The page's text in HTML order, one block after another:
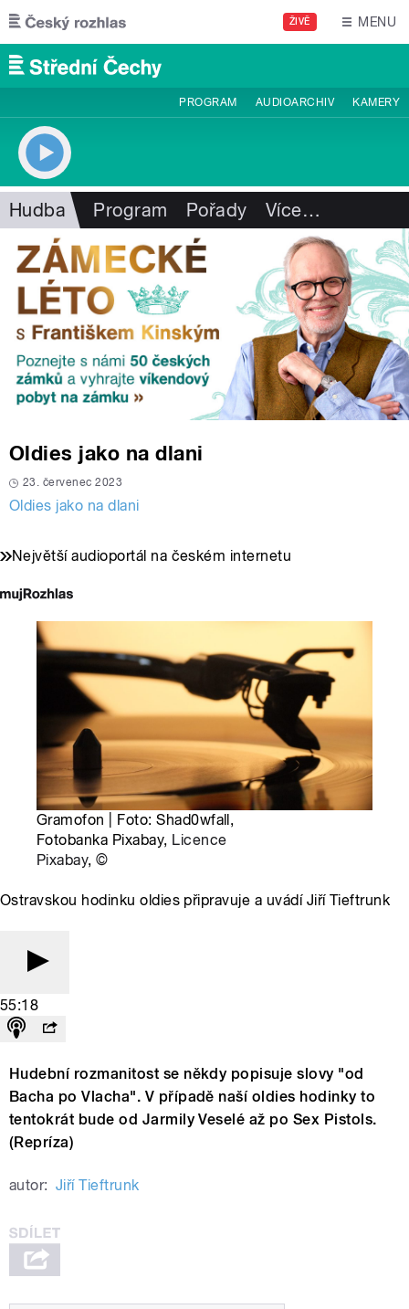
Přejít k hlavnímu obsahu
ŽIVĚ MENU
PROGRAM AUDIOARCHIV KAMERY
Hudba Program Pořady Více…
Oldies jako na dlani
23. červenec 2023
Oldies jako na dlani
Největší audioportál na českém internetu
Gramofon | Foto: Shad0wfall,
Fotobanka Pixabay, Licence
Pixabay,©
Ostravskou hodinku oldies připravuje a uvádí Jiří Tieftrunk
55:18
Hudební rozmanitost se někdy popisuje slovy "od
Bacha po Vlacha". V případě naší oldies hodinky to
tentokrát bude od Jarmily Veselé až po Sex Pistols.
(Repríza)
autor: Jiří Tieftrunk